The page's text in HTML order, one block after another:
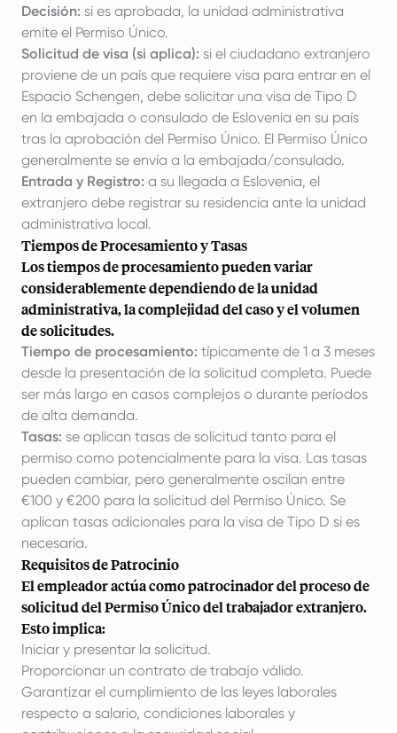
Decisión: si es aprobada, la unidad administrativa
emite el Permiso Único.
Solicitud de visa (si aplica): si el ciudadano extranjero
proviene de un país que requiere visa para entrar en el
Espacio Schengen, debe solicitar una visa de Tipo D
en la embajada o consulado de Eslovenia en su país
tras la aprobación del Permiso Único. El Permiso Único
generalmente se envía a la embajada/consulado.
Entrada y Registro: a su llegada a Eslovenia, el
extranjero debe registrar su residencia ante la unidad
administrativa local.
Tiempos de Procesamiento y Tasas
Los tiempos de procesamiento pueden variar
considerablemente dependiendo de la unidad
administrativa, la complejidad del caso y el volumen
de solicitudes.
Tiempo de procesamiento: típicamente de 1 a 3 meses
desde la presentación de la solicitud completa. Puede
ser más largo en casos complejos o durante períodos
de alta demanda.
Tasas: se aplican tasas de solicitud tanto para el
permiso como potencialmente para la visa. Las tasas
pueden cambiar, pero generalmente oscilan entre
€100 y €200 para la solicitud del Permiso Único. Se
aplican tasas adicionales para la visa de Tipo D si es
necesaria.
Requisitos de Patrocinio
El empleador actúa como patrocinador del proceso de
solicitud del Permiso Único del trabajador extranjero.
Esto implica:
Iniciar y presentar la solicitud.
Proporcionar un contrato de trabajo válido.
Garantizar el cumplimiento de las leyes laborales
respecto a salario, condiciones laborales y